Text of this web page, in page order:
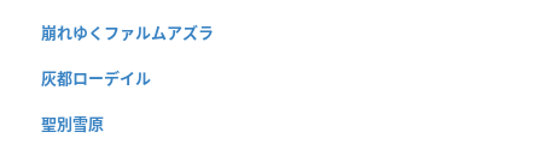
崩れゆくファルムアズラ
灰都ローデイル
聖別雪原